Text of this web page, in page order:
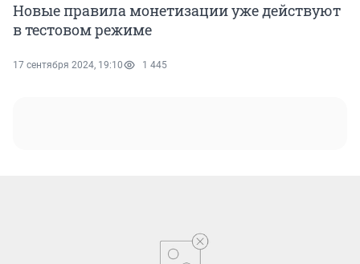
Новые правила монетизации уже действуют
в тестовом режиме
17 сентября 2024, 19:10 1 445